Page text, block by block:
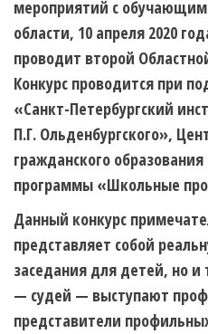
мероприятий с
области, 10 апреля 2020
проводит второй
Конкурс проводится при
«Санкт-Петербургский
П.Г. Ольденбургского»,
гражданского
программы «Школьные
Данный конкурс
представляет собой
заседания для детей, но и
— судей — выступают
представители